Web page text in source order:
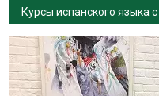
Курсы испанского языка